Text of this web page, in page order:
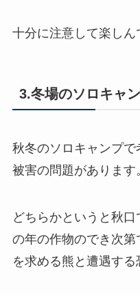
十分に注意して楽しん
3.冬場のソロキャ
秋冬のソロキャンプ
被害の問題があります
どちらかというと秋
の年の作物のでき次
を求める熊と遭遇する